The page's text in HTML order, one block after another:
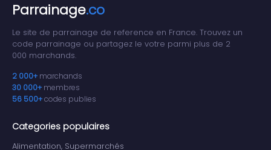
Parrainage.co
Le site de parrainage de reference en France. Trouvez un
code parrainage ou partagez le votre parmi plus de 2
000 marchands.
2 000+ marchands
30 000+ membres
56 500+codes publies
Categories populaires
Alimentation, Supermarchés